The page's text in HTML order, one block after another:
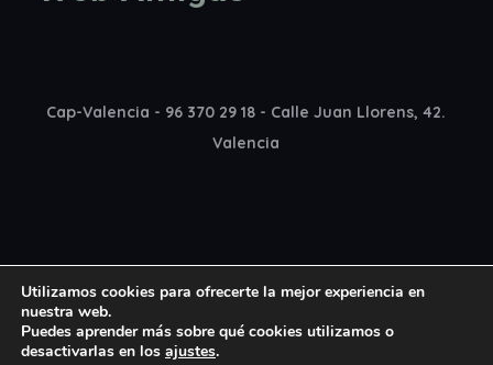
Cap-Valencia - 96 370 29 18 - Calle Juan Llorens, 42.
Valencia
Utilizamos cookies para ofrecerte la mejor experiencia en
nuestra web.
Puedes aprender más sobre qué cookies utilizamos o
desactivarlas en los ajustes.